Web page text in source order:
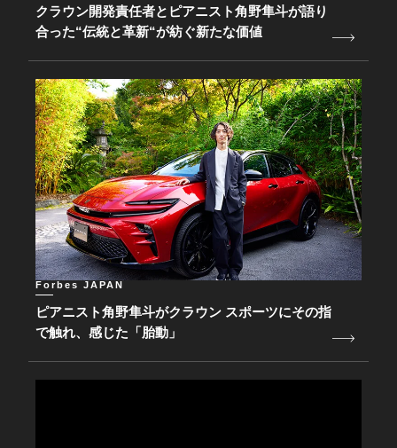
クラウン開発責任者とピアニスト角野隼斗が語り
合った“伝統と革新“が紡ぐ新たな価値
Forbes JAPAN
ピアニスト角野隼斗がクラウン スポーツにその指
で触れ、感じた「胎動」